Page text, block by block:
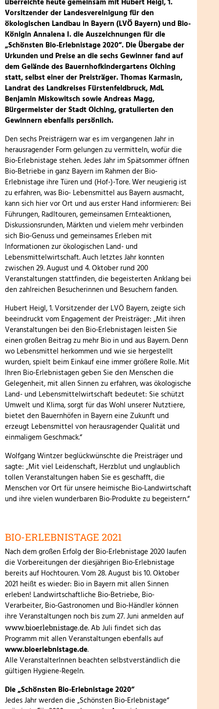
überreichte heute gemeinsam mit Hubert Heigl, 1.
Vorsitzender der Landesvereinigung für den
ökologischen Landbau in Bayern (LVÖ Bayern) und Bio-
Königin Annalena I. die Auszeichnungen für die
„Schönsten Bio-Erlebnistage 2020“. Die Übergabe der
Urkunden und Preise an die sechs Gewinner fand auf
dem Gelände des Bauernhofkindergartens Olching
statt, selbst einer der Preisträger. Thomas Karmasin,
Landrat des Landkreises Fürstenfeldbruck, MdL
Benjamin Miskowitsch sowie Andreas Magg,
Bürgermeister der Stadt Olching, gratulierten den
Gewinnern ebenfalls persönlich.
Den sechs Preisträgern war es im vergangenen Jahr in
herausragender Form gelungen zu vermitteln, wofür die
Bio-Erlebnistage stehen. Jedes Jahr im Spätsommer öffnen
Bio-Betriebe in ganz Bayern im Rahmen der Bio-
Erlebnistage ihre Türen und (Hof-)-Tore. Wer neugierig ist
zu erfahren, was Bio- Lebensmittel aus Bayern ausmacht,
kann sich hier vor Ort und aus erster Hand informieren: Bei
Führungen, Radltouren, gemeinsamen Ernteaktionen,
Diskussionsrunden, Märkten und vielem mehr verbinden
sich Bio-Genuss und gemeinsames Erleben mit
Informationen zur ökologischen Land- und
Lebensmittelwirtschaft. Auch letztes Jahr konnten
zwischen 29. August und 4. Oktober rund 200
Veranstaltungen stattfinden, die begeisterten Anklang bei
den zahlreichen Besucherinnen und Besuchern fanden.
Hubert Heigl, 1. Vorsitzender der LVÖ Bayern, zeigte sich
beeindruckt vom Engagement der Preisträger: „Mit ihren
Veranstaltungen bei den Bio-Erlebnistagen leisten Sie
einen großen Beitrag zu mehr Bio in und aus Bayern. Denn
wo Lebensmittel herkommen und wie sie hergestellt
wurden, spielt beim Einkauf eine immer größere Rolle. Mit
Ihren Bio-Erlebnistagen geben Sie den Menschen die
Gelegenheit, mit allen Sinnen zu erfahren, was ökologische
Land- und Lebensmittelwirtschaft bedeutet: Sie schützt
Umwelt und Klima, sorgt für das Wohl unserer Nutztiere,
bietet den Bauernhöfen in Bayern eine Zukunft und
erzeugt Lebensmittel von herausragender Qualität und
einmaligem Geschmack.“
Wolfgang Wintzer beglückwünschte die Preisträger und
sagte: „Mit viel Leidenschaft, Herzblut und unglaublich
tollen Veranstaltungen haben Sie es geschafft, die
Menschen vor Ort für unsere heimische Bio-Landwirtschaft
und ihre vielen wunderbaren Bio-Produkte zu begeistern.“
BIO-ERLEBNISTAGE 2021
Nach dem großen Erfolg der Bio-Erlebnistage 2020 laufen
die Vorbereitungen der diesjährigen Bio-Erlebnistage
bereits auf Hochtouren. Vom 28. August bis 10. Oktober
2021 heißt es wieder: Bio in Bayern mit allen Sinnen
erleben! Landwirtschaftliche Bio-Betriebe, Bio-
Verarbeiter, Bio-Gastronomen und Bio-Händler können
ihre Veranstaltungen noch bis zum 27. Juni anmelden auf
www.bioerlebnistage.de. Ab Juli findet sich das
Programm mit allen Veranstaltungen ebenfalls auf
www.bioerlebnistage.de.
Alle VeranstalterInnen beachten selbstverständlich die
gültigen Hygiene-Regeln.
Die „Schönsten Bio-Erlebnistage 2020“
Jedes Jahr werden die „Schönsten Bio-Erlebnistage“